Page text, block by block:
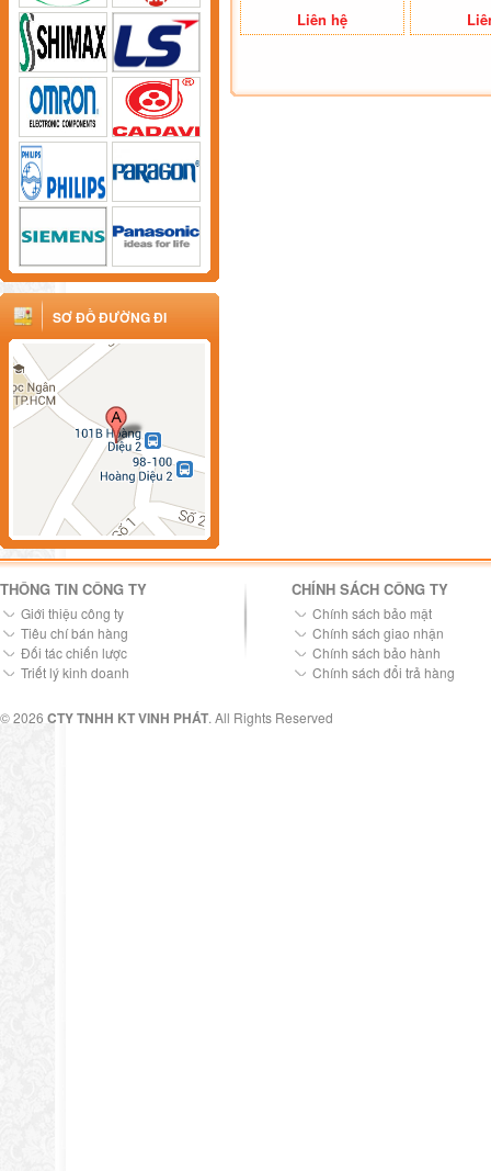
SƠ ĐỒ ĐƯỜNG ĐI
Liên hệ
THÔNG TIN CÔNG TY
Giới thiệu công ty
Tiêu chí bán hàng
Đối tác chiến lược
Triết lý kinh doanh
CHÍNH SÁCH CÔNG TY
Chính sách bảo mật
Chính sách giao nhận
Chính sách bảo hành
Chính sách đổi trả hàng
© 2026 CTY TNHH KT VINH PHÁT. All Rights Reserved